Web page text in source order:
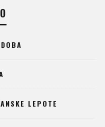
LEPOTE